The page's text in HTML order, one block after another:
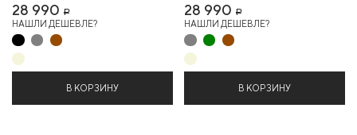
28 990 Р
НАШЛИ ДЕШЕВЛЕ?
В КОРЗИНУ
28 990 Р
НАШЛИ ДЕШЕВЛЕ?
В КОРЗИНУ